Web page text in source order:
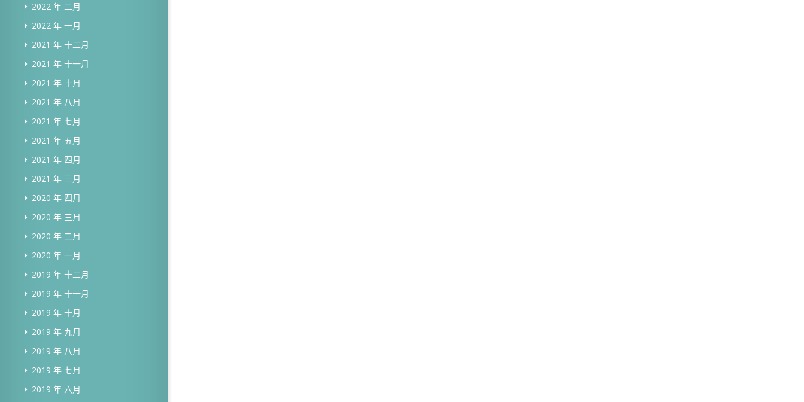
2022 年 二月
2022 年 一月
2021 年 十二月
2021 年 十一月
2021 年 十月
2021 年 八月
2021 年 七月
2021 年 五月
2021 年 四月
2021 年 三月
2020 年 四月
2020 年 三月
2020 年 二月
2020 年 一月
2019 年 十二月
2019 年 十一月
2019 年 十月
2019 年 九月
2019 年 八月
2019 年 七月
2019 年 六月